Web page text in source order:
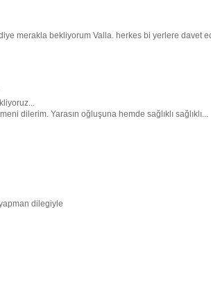
merakla bekliyorum Valla. herkes bi yerlere davet
dilerim. Yarasın oğluşuna hemde sağlıklı sağlıklı...
dilegiyle